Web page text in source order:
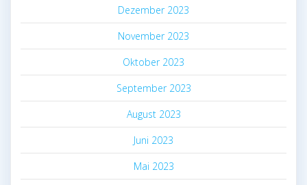
Dezember 2023
November 2023
Oktober 2023
September 2023
August 2023
Juni 2023
Mai 2023